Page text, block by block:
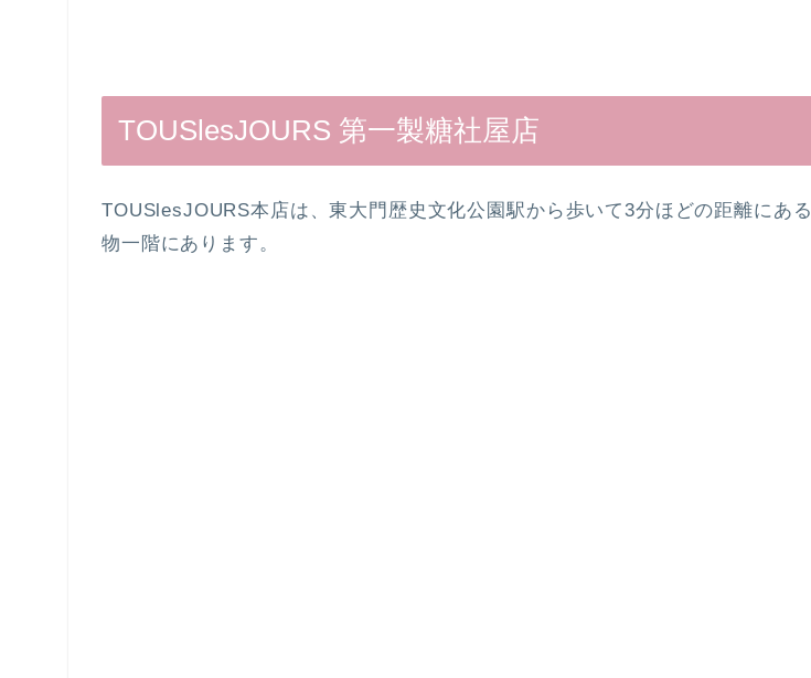
TOUSlesJOURS 第一製糖社屋店
TOUSlesJOURS本店は、東大門歴史文化公園駅から歩いて3分ほどの距離にある
物一階にあります。